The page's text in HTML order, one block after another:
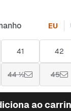
EU
41 42
44 ½ 45
ao